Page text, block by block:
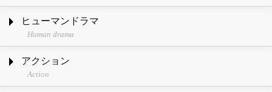
ヒューマンドラマ
Human drama
アクション
Action